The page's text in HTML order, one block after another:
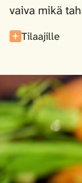
vaiva mikä
Tilaajille